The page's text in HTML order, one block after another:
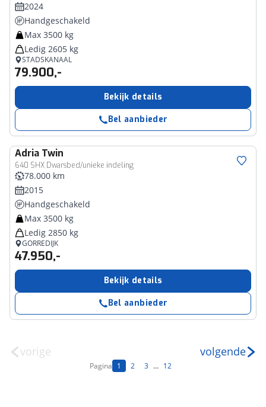
2024
Handgeschakeld
Max 3500 kg
Ledig 2605 kg
STADSKANAAL
79.900,-
Bekijk details
Bel aanbieder
Adria Twin
640 SHX Dwarsbed/unieke indeling
78.000 km
2015
Handgeschakeld
Max 3500 kg
Ledig 2850 kg
GORREDIJK
47.950,-
Bekijk details
Bel aanbieder
vorige
Pagina 1 2 3 ... 12
volgende